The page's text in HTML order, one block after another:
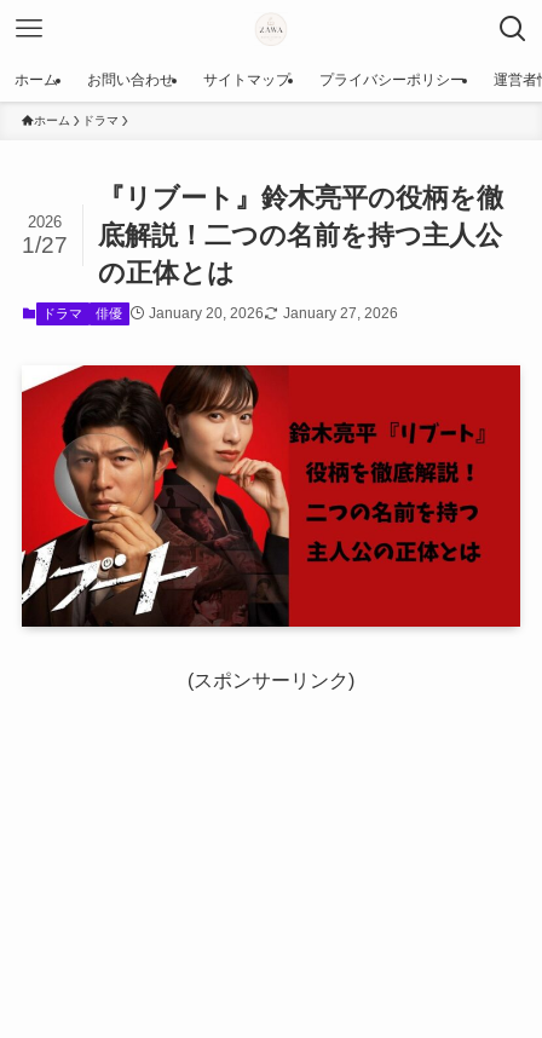
ホーム お問い合わせ サイトマップ プライバシーポリシー 運営者
ホーム ドラマ
『リブート』鈴木亮平の役柄を徹
底解説！二つの名前を持つ主人公
の正体とは
2026
1/27
ドラマ 俳優 January 20, 2026 January 27, 2026
(スポンサーリンク)